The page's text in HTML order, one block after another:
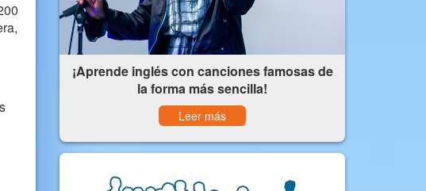
¡Aprende inglés con canciones famosas de
la forma más sencilla!
Leer más